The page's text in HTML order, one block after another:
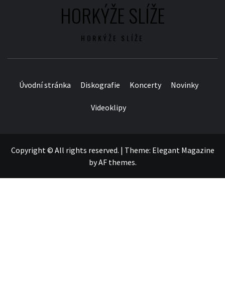
HORKÝŽE SLÍŽE
HORKÝŽE SLÍŽE
Úvodní stránka Diskografie Koncerty Novinky
Videoklipy
Copyright © All rights reserved. | Theme: Elegant Magazine
byAF themes.